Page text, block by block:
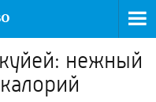
нежный